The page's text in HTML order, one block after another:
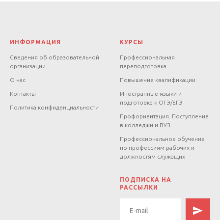
учения о соотношении веры и
разума и отношения к науке,
осмысление проблем личности,
современности и исторического
процесса, изучение религиозного
фактора в политике, а также
религиозные обряды и
религиозное воспитание.
переподготовки рассматривает
большой круг вопросов, связанных
ИНФОРМАЦИЯ
Сведения об образовательной
организации
О нас
Контакты
Политика конфиденциальности
КУРСЫ
Профессиональная
переподготовка
Повышение квалификации
Иностранные языки и
подготовка к ОГЭ/ЕГЭ
Профориентация. Поступление
в колледжи и ВУЗ
Профессиональное обучение
по профессиям рабочих и
должностям служащих
ПОДПИСКА НА
РАССЫЛКИ